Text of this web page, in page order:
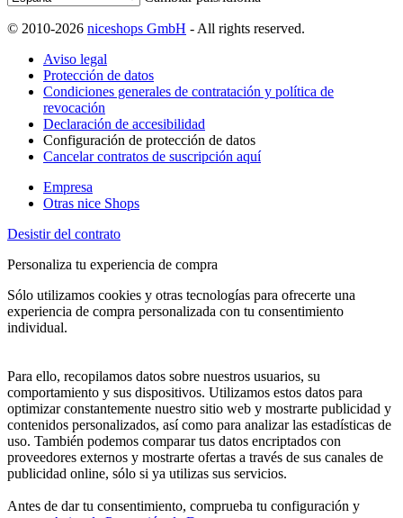
© 2010-2026 niceshops GmbH - All rights reserved.
Aviso legal
Protección de datos
Condiciones generales de contratación y política de
revocación
Declaración de accesibilidad
Configuración de protección de datos
Cancelar contratos de suscripción aquí
Empresa
Otras nice Shops
Desistir del contrato
Personaliza tu experiencia de compra
Sólo utilizamos cookies y otras tecnologías para ofrecerte una
experiencia de compra personalizada con tu consentimiento
individual.
Para ello, recopilamos datos sobre nuestros usuarios, su
comportamiento y sus dispositivos. Utilizamos estos datos para
optimizar constantemente nuestro sitio web y mostrarte publicidad y
contenidos personalizados, así como para analizar las estadísticas de
uso. También podemos comparar tus datos encriptados con
proveedores externos y mostrarte ofertas a través de sus canales de
publicidad online, sólo si ya utilizas sus servicios.
Antes de dar tu consentimiento, comprueba tu configuración y